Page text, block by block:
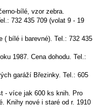
bílé, vzor zebra.
732 435 709 (volat 9 - 19
( bílé i barevné). Tel.: 732 435
1987. Cena dohodu. Tel.:
garáží Březinky. Tel.: 605
- více jak 600 ks knih. Pro
Knihy nové i staré od r. 1910